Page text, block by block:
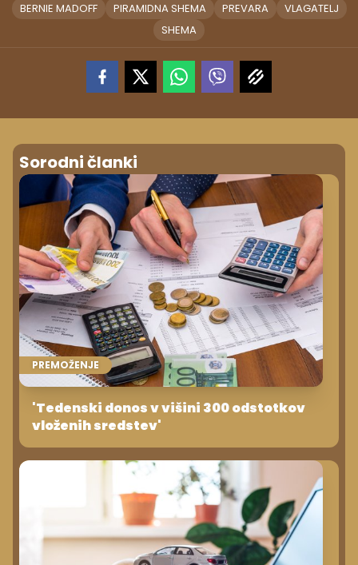
BERNIE MADOFF PIRAMIDNA SHEMA PREVARA
VLAGATELJ
SHEMA
Sorodni članki
PREMOŽENJE
'Tedenski donos v višini 300 odstotkov
vloženih sredstev'